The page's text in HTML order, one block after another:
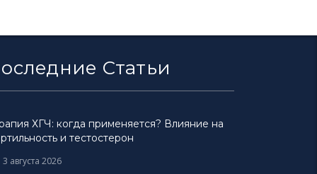
Статьи
ХГЧ: когда применяется? Влияние на
и тестостерон
3 августа 2026